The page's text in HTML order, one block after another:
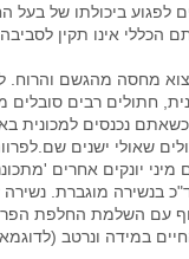
לפגוע ביכולתו של בעל
הכללי אינו תקין
מחסה מהגשם והרוח.
חתולים רבים סובלים
נכנסים למכונית
שאולי ישנים
יונקים אחרים
בנשירה מוגברת. נשירה
עם השלמת החלפת
במידה ונרטב